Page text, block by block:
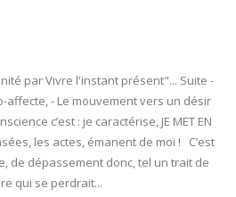
par Vivre l'instant présent"... Suite -
affecte, - Le mouvement vers un désir
c’est : je caractérise, JE MET EN
les actes, émanent de moi ! C’est
de dépassement donc, tel un trait de
qui se perdrait...